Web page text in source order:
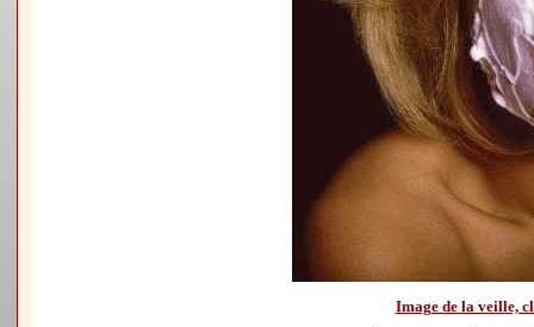
Image de la veille,